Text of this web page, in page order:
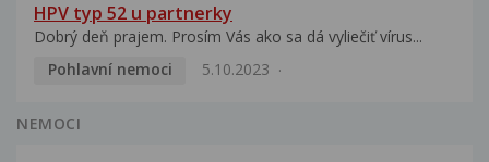
HPV typ 52 u partnerky
Dobrý deň prajem. Prosím Vás ako sa dá vyliečiť vírus...
Pohlavní nemoci
5.10.2023
NEMOCI